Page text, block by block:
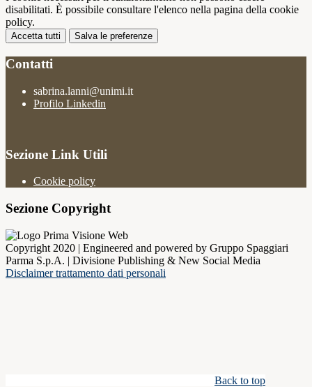
disabilitati. È possibile consultare l'elenco nella pagina della cookie
policy.
Accetta tutti Salva le preferenze
Contatti
sabrina.lanni@unimi.it
Profilo Linkedin
Sezione Link Utili
Cookie policy
Sezione Copyright
Copyright 2020 | Engineered and powered by Gruppo Spaggiari
Parma S.p.A. | Divisione Publishing & New Social Media
Disclaimer trattamento dati personali
Back to top